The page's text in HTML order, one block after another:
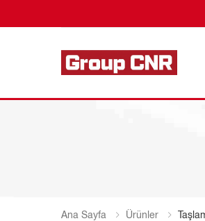
Ana Sayfa Ürünler